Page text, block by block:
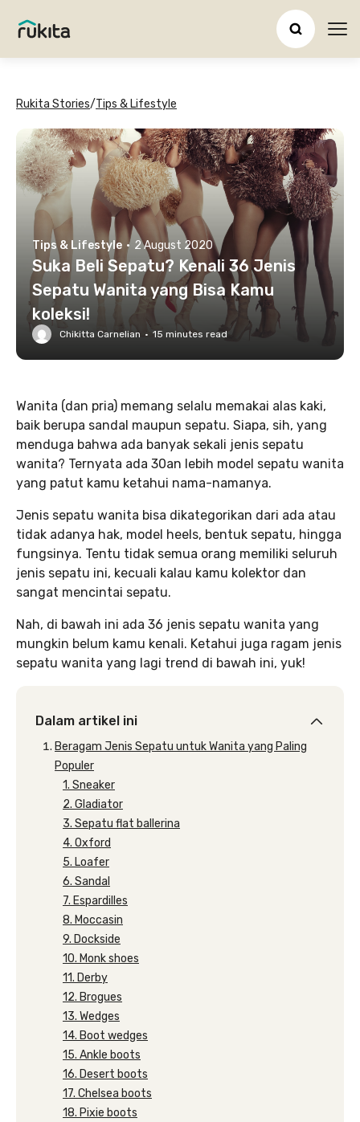
Rukita Stories/Tips & Lifestyle
Tips & Lifestyle · 2 August 2020
Suka Beli Sepatu? Kenali 36 Jenis
Sepatu Wanita yang Bisa Kamu
koleksi!
Chikitta Carnelian · 15 minutes read
Wanita (dan pria) memang selalu memakai alas kaki,
baik berupa sandal maupun sepatu. Siapa, sih, yang
menduga bahwa ada banyak sekali jenis sepatu
wanita? Ternyata ada 30an lebih model sepatu wanita
yang patut kamu ketahui nama-namanya.
Jenis sepatu wanita bisa dikategorikan dari ada atau
tidak adanya hak, model heels, bentuk sepatu, hingga
fungsinya. Tentu tidak semua orang memiliki seluruh
jenis sepatu ini, kecuali kalau kamu kolektor dan
sangat mencintai sepatu.
Nah, di bawah ini ada 36 jenis sepatu wanita yang
mungkin belum kamu kenali. Ketahui juga ragam jenis
sepatu wanita yang lagi trend di bawah ini, yuk!
Dalam artikel ini
Beragam Jenis Sepatu untuk Wanita yang Paling
Populer
1. Sneaker
2. Gladiator
3. Sepatu flat ballerina
4. Oxford
5. Loafer
6. Sandal
7. Espardilles
8. Moccasin
9. Dockside
10. Monk shoes
11. Derby
12. Brogues
13. Wedges
14. Boot wedges
15. Ankle boots
16. Desert boots
17. Chelsea boots
18. Pixie boots